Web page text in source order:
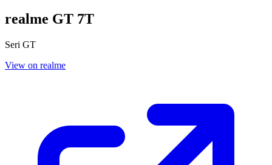
realme GT 7T
Seri GT
View on realme